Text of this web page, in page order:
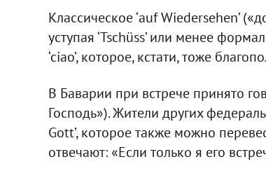
Классическое ‘auf Wiedersehen’
уступая ‘Tschüss’ или менее
‘сiao’, которое, кстати, тоже
В Баварии при встрече принято
Господь»). Жители других
Gott’, которое также можно
отвечают: «Если только я его